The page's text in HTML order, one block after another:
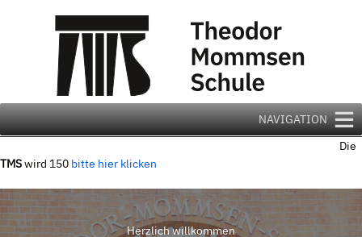
NAVIGATION
Die
TMSwird 150 bitte hier klicken
Herzlich willkommen